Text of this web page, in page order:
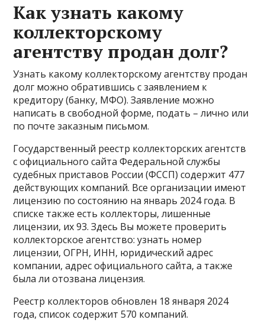
Как узнать какому
коллекторскому
агентству продан долг?
Узнать какому коллекторскому агентству продан
долг можно обратившись с заявлением к
кредитору (банку, МФО). Заявление можно
написать в свободной форме, подать – лично или
по почте заказным письмом.
Государственный реестр коллекторских агентств
с официального сайта Федеральной службы
судебных приставов России (ФССП) содержит 477
действующих компаний. Все организации имеют
лицензию по состоянию на январь 2024 года. В
списке также есть коллекторы, лишенные
лицензии, их 93. Здесь Вы можете проверить
коллекторское агентство: узнать номер
лицензии, ОГРН, ИНН, юридический адрес
компании, адрес официального сайта, а также
была ли отозвана лицензия.
Реестр коллекторов обновлен 18 января 2024
года, список содержит 570 компаний.